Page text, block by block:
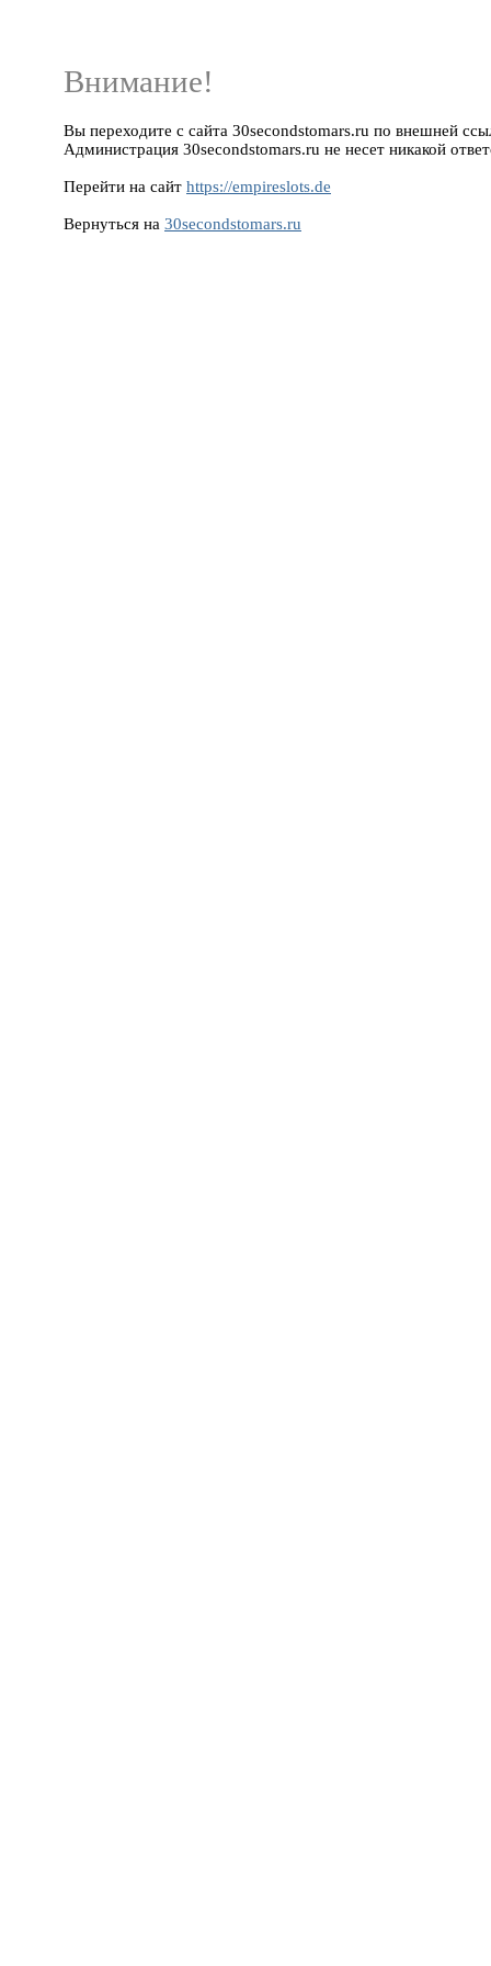
Внимание!
Вы переходите с сайта 30secondstomars.ru по внешней
Администрация 30secondstomars.ru не несет никакой
Перейти на сайт https://empireslots.de
Вернуться на 30secondstomars.ru